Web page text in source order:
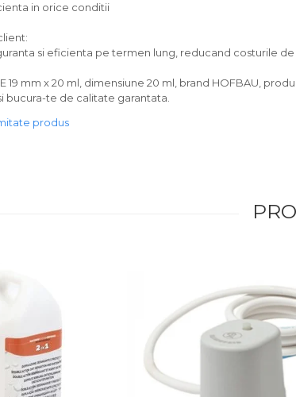
in orice conditii
si eficienta pe termen lung, reducand costurile
19 mm x 20 ml, dimensiune 20 ml, brand HOFBAU,
bucura-te de calitate garantata.
produs